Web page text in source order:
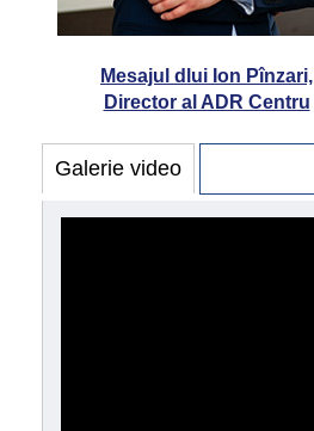
Mesajul dlui Ion Pînzari,
Director al ADR Centru
Galerie video